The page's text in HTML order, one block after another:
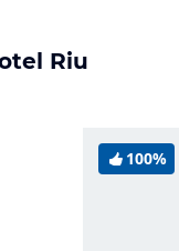
Riu
100%